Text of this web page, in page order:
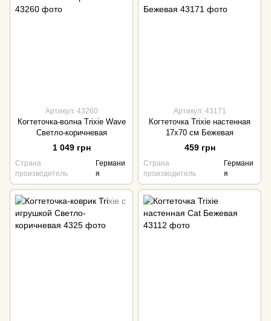
Артикул: 43260
Когтеточка-волна Trixie Wave
Светло-коричневая
1 049 грн
Страна
производитель
Германи
я
Артикул: 43171
Когтеточка Trixie настенная
17х70 см Бежевая
459 грн
Страна
производитель
Германи
я